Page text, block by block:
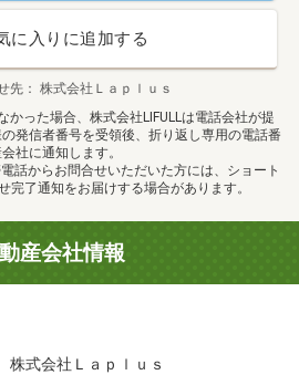
に入りに追加する
先
株式会社Ｌａｐｌｕｓ
かった場合、株式会社LIFULLは電話会社が提
発信者番号を受領後、折り返し専用の電話番
社に通知します。
話からお問合せいただいた方には、ショート
完了通知をお届けする場合があります。
産会社情報
株式会社Ｌａｐｌｕｓ